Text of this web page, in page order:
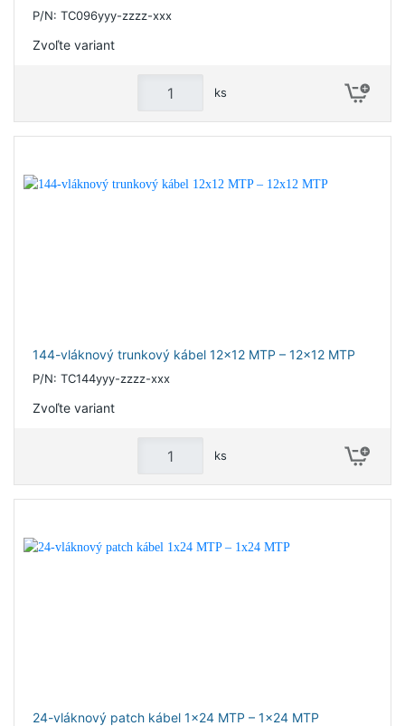
P/N: TC096yyy-zzzz-xxx
Zvoľte variant
ks
144-vláknový trunkový kábel 12x12 MTP – 12x12 MTP
P/N: TC144yyy-zzzz-xxx
Zvoľte variant
ks
24-vláknový patch kábel 1x24 MTP – 1x24 MTP